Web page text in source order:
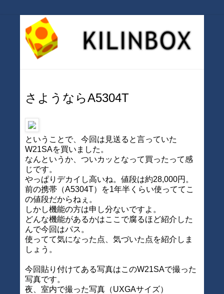
さようならA5304T
ということで、今回は見送ると言っていた
W21SAを買いました。
なんというか、ついカッとなって買ったって感
じです。
やっぱりデカイし高いね。値段は約28,000円。
前の携帯（A5304T）を1年半くらい使っててこ
の値段だからねぇ。
しかし機能の方は申し分ないですよ。
どんな機能があるかはここで腐るほど紹介した
んで今回はパス。
使ってて気になった点、気づいた点を紹介しま
しょう。
今回貼り付けてある写真はこのW21SAで撮った
写真です。
夜、室内で撮った写真（UXGAサイズ）